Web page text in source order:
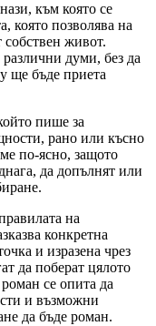
към която се
която позволява на
собствен живот.
думи, без да
ще бъде приета
пише за
рано или късно
по-ясно, защото
да допълнят или
на
конкретна
и изразена чрез
да поберат цялото
се опита да
и възможни
да бъде роман.